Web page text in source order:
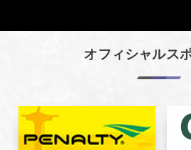
オフィシャルス